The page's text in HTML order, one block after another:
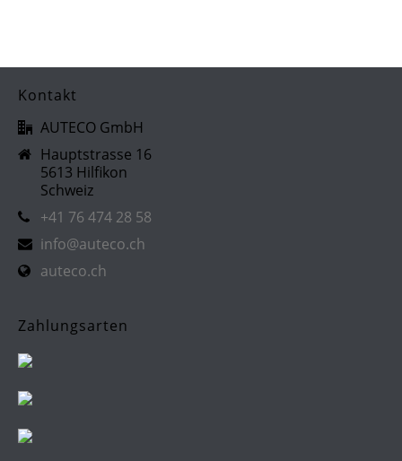
Kontakt
AUTECO GmbH
Hauptstrasse 16
5613 Hilfikon
Schweiz
+41 76 474 28 58
info@auteco.ch
auteco.ch
Zahlungsarten